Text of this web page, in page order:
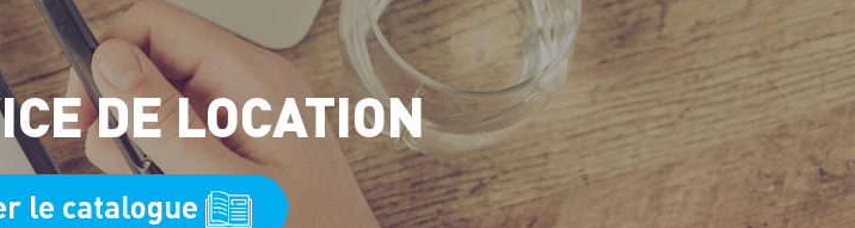
DE LOCATION
le catalogue